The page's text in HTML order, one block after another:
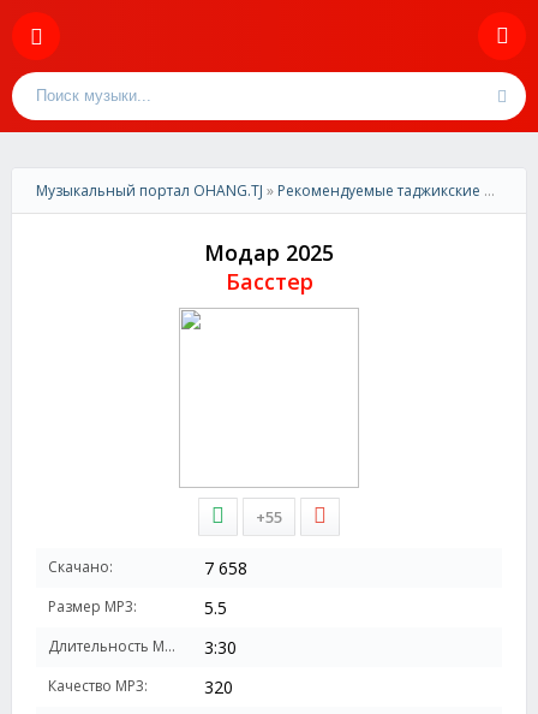
Музыкальный портал OHANG.TJ » Рекомендуемые таджикские песни
Модар 2025
Басстер
+55
Скачано: 7 658
Размер MP3: 5.5
Длительность MP3: 3:30
Качество MP3: 320